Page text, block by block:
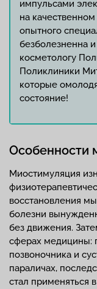
импульсами
на
опытного
безболезненна
косметологу
Поликлиники
которые
состояние!
Особенности
Миостимуляция
восстановления
болезни
без движения.
сферах медицины:
позвоночника и
параличах,
стал применяться